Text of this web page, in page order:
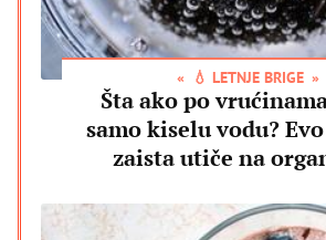
💧 LETNJE BRIGE
Šta ako po
samo kiselu vodu?
zaista utiče na